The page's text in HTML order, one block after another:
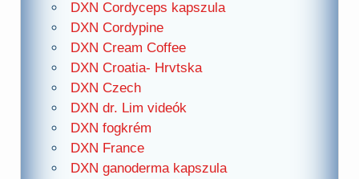
DXN Cordyceps kapszula
DXN Cordypine
DXN Cream Coffee
DXN Croatia- Hrvtska
DXN Czech
DXN dr. Lim videók
DXN fogkrém
DXN France
DXN ganoderma kapszula